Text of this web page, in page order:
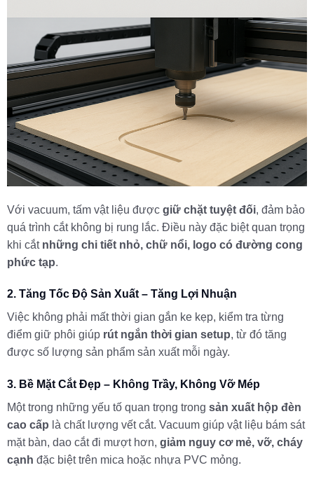
Với vacuum, tấm vật liệu được giữ chặt tuyệt đối, đảm bảo
quá trình cắt không bị rung lắc. Điều này đặc biệt quan trọng
khi cắt những chi tiết nhỏ, chữ nổi, logo có đường cong
phức tạp.
2. Tăng Tốc Độ Sản Xuất – Tăng Lợi Nhuận
Việc không phải mất thời gian gắn ke kẹp, kiểm tra từng
điểm giữ phôi giúp rút ngắn thời gian setup, từ đó tăng
được số lượng sản phẩm sản xuất mỗi ngày.
3. Bề Mặt Cắt Đẹp – Không Trầy, Không Vỡ Mép
Một trong những yếu tố quan trọng trong sản xuất hộp đèn
cao cấp là chất lượng vết cắt. Vacuum giúp vật liệu bám sát
mặt bàn, dao cắt đi mượt hơn, giảm nguy cơ mẻ, vỡ, cháy
cạnh đặc biệt trên mica hoặc nhựa PVC mỏng.